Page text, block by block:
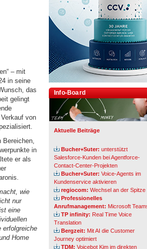
– mit
in seine
das
gelingt
von
Bereichen,
in
er als
wie
nur
eine
erfolgreiche
Home
Info-Board
Aktuelle Beiträge
Bucher+Suter: unterstützt
Salesforce-Kunden bei Agentforce-
Contact-Center-Projekten
Bucher+Suter: Voice-Agents im
Kundenservice aktivieren
regiocom: Wechsel an der Spitze
Professionelles
Anrufmanagement: Microsoft
TP infinity: Real Time Voice
Translation
Bergzeit: Mit AI die Customer
Journey optimiert
TDM: Voicebot Kim im direkten